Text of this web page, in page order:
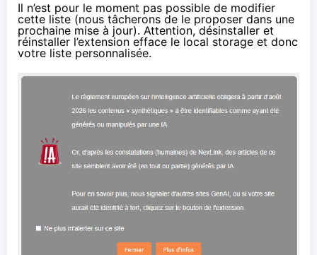
Il n’est pour le moment pas possible de modifier
cette liste (nous tâcherons de le proposer dans une
prochaine mise à jour). Attention, désinstaller et
réinstaller l’extension efface le local storage et donc
votre liste personnalisée.